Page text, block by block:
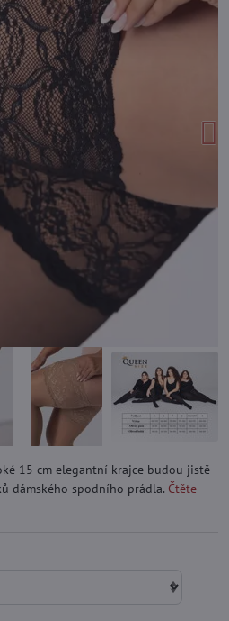
15 cm elegantní krajce budou jistě
dámského spodního prádla. Čtěte